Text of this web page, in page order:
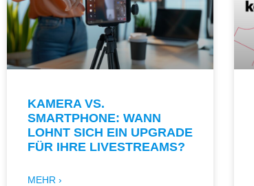
KAMERA VS.
SMARTPHONE: WANN
LOHNT SICH EIN UPGRADE
FÜR IHRE LIVESTREAMS?
MEHR ›